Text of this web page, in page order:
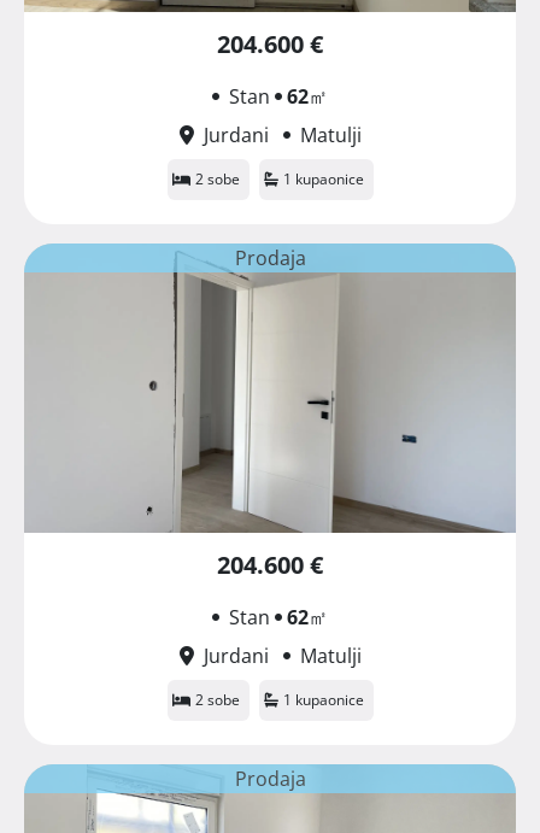
204.600 €
Stan 62㎡
Jurdani
Matulji
2 sobe 1 kupaonice
Prodaja
204.600 €
Stan 62㎡
Jurdani
Matulji
2 sobe 1 kupaonice
Prodaja